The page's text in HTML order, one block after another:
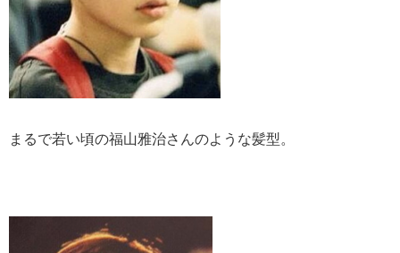
まるで若い頃の福山雅治さんのような髪型。